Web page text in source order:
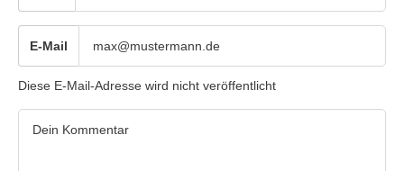
E-Mail
Diese E-Mail-Adresse wird nicht veröffentlicht